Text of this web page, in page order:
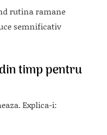
rutina ramane
semnificativ
timp pentru
Explica-i: